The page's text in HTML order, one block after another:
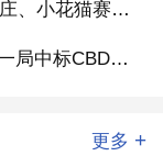
2026百队杯场地巡礼②︱瀛海、亦庄、小花猫赛区将承办多组别百队杯比赛
打造北京长安街沿线新地标！中建一局中标CBD核心区Z9地块项目
更多 +